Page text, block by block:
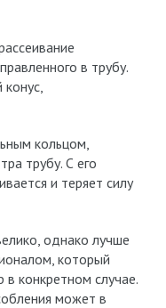
в трубу.
кольцом,
трубу. С его
и теряет силу
однако лучше
который
конкретном случае.
может в